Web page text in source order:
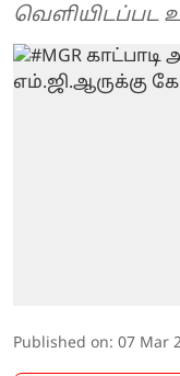
வெளியிடப்பட
Published on: 07 Mar